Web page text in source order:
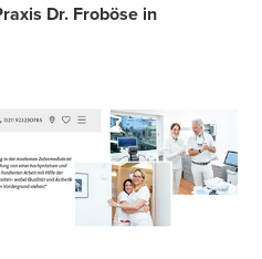
Dr. Froböse in